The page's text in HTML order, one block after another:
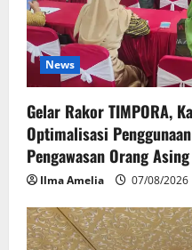
News
Gelar Rakor TIMPORA,
Optimalisasi
Pengawasan Orang Asing
Ilma Amelia 07/08/2026